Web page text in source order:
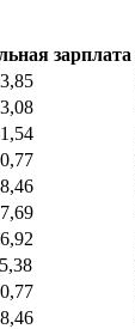
зарплата